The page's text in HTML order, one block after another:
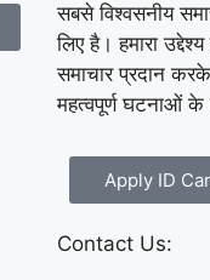
सबसे विश्वसनीय
लिए है। हमारा
समाचार प्रदान
महत्वपूर्ण घटनाओं के
Apply ID
Contact Us: